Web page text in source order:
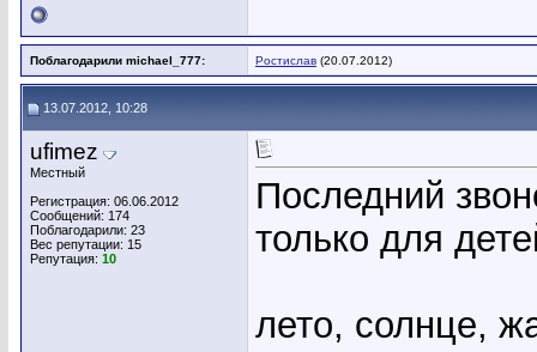
Поблагодарили michael_777: Ростислав (20.07.2012)
13.07.2012, 10:28
ufimez
Местный
Регистрация: 06.06.2012
Сообщений: 174
Поблагодарили: 23
Вес репутации: 15
Репутация: 10
Последний
только для
лето, солнце,